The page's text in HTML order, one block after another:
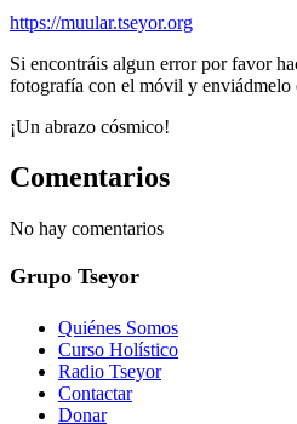
https://muular.tseyor.org
Si encontráis algun error por favor
fotografía con el móvil y enviádmelo
¡Un abrazo cósmico!
Comentarios
No hay comentarios
Grupo Tseyor
Quiénes Somos
Curso Holístico
Radio Tseyor
Contactar
Donar